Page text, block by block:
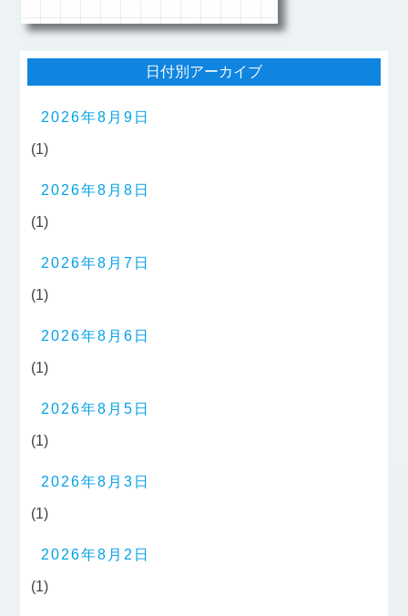
日付別アーカイブ
2026年8月9日
(1)
2026年8月8日
(1)
2026年8月7日
(1)
2026年8月6日
(1)
2026年8月5日
(1)
2026年8月3日
(1)
2026年8月2日
(1)